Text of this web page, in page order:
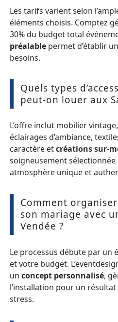
Les tarifs varient selon
éléments choisis. Comptez
30% du budget total
préalable permet d’établir
besoins.
Quels types
peut-on louer aux
L’offre inclut mobilier
éclairages d’ambiance,
caractère etcréations sur-
soigneusement
atmosphère unique et
Comment
son mariage avec
Vendée ?
Le processus débute par un
et votre budget.
un concept personnalisé,
l’installation pour un
stress.